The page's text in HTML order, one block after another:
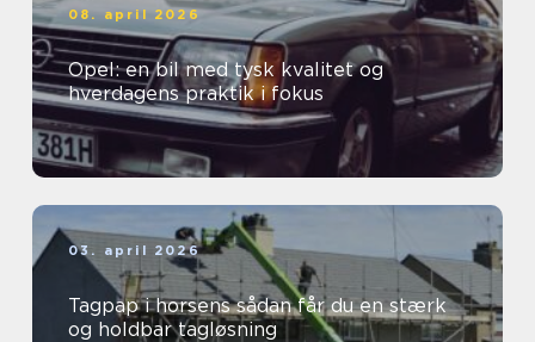
08. april 2026
Opel: en bil med tysk kvalitet og
hverdagens praktik i fokus
03. april 2026
Tagpap i horsens sådan får du en stærk
og holdbar tagløsning